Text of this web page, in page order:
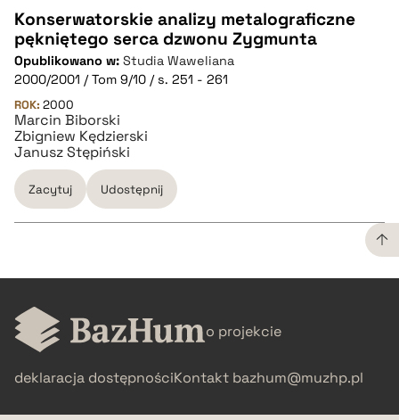
CZYSTY TEKST
pobierz cytat
BIBTEX
pobierz cytat
Konserwatorskie analizy metalograficzne
pękniętego serca dzwonu Zygmunta
Opublikowano w: Studia Waweliana
2000/2001 / Tom 9/10 / s. 251 - 261
ROK: 2000
Marcin Biborski
Zbigniew Kędzierski
Janusz Stępiński
Zacytuj Udostępnij
CZYSTY TEKST
pobierz cytat
BIBTEX
o projekcie
deklaracja dostępnościKontakt bazhum@muzhp.pl